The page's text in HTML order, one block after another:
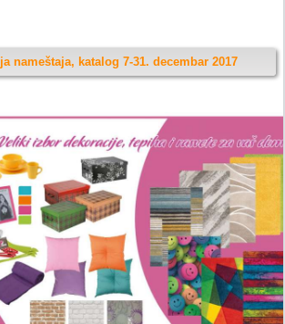
nameštaja, katalog 7-31. decembar 2017